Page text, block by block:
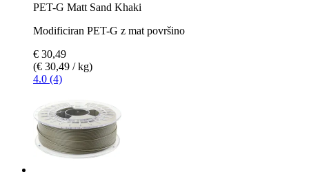
PET-G Matt Sand Khaki
Modificiran PET-G z mat površino
€ 30,49
(€ 30,49 / kg)
4.0 (4)